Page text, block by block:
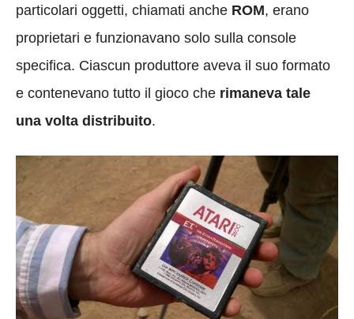
particolari oggetti, chiamati anche ROM, erano
proprietari e funzionavano solo sulla console
specifica. Ciascun produttore aveva il suo formato
e contenevano tutto il gioco che rimaneva tale
una volta distribuito.